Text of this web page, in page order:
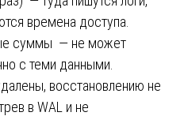
времена доступа.
суммы — не может
с теми данными.
восстановлению не
в WAL и не